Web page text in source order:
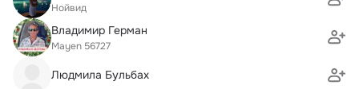
Нойвид
Владимир Герман
Mayen 56727
Людмила Бульбах